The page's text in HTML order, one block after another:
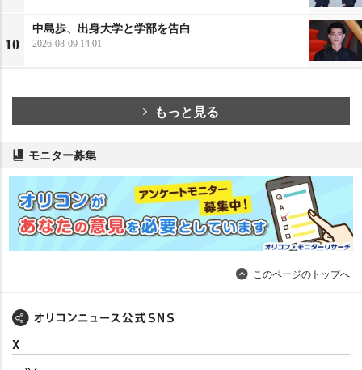
10
中島歩、出身大学と学部を告白
2026-08-09 14:01
もっと見る
モニター募集
このページのトップへ
X